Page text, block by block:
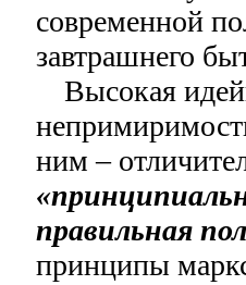
современной
завтрашнего
Высокая
ним –
правильная
принципы